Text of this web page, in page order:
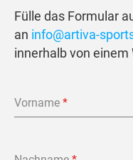
Fülle das Formular
an info@artiva-
innerhalb von einem
Vorname *